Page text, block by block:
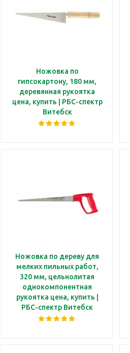
Ножовка по
гипсокартону, 180 мм,
деревянная рукоятка
цена, купить | РБС-спектр
Витебск
Ножовка по дереву для
мелких пильных работ,
320 мм, цельнолитая
однокомпонентная
рукоятка цена, купить |
РБС-спектр Витебск